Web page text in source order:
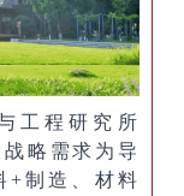
工程研究所
略需求为导
+制造、材料